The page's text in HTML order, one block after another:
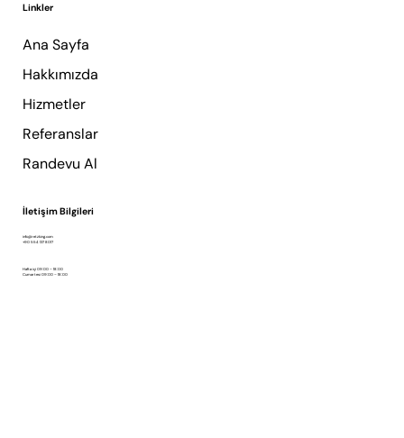
İletişim Bilgileri
info@retzking.com
+90 554 137 8017
Hafta içi 09:00 – 18:00
Cumartesi 09:00 – 18:00
Linkler
Ana Sayfa
Hakkımızda
Hizmetler
Referanslar
Randevu Al